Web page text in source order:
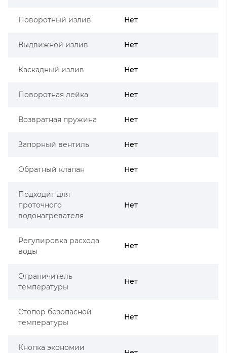
Поворотный излив Нет
Выдвижной излив Нет
Каскадный излив Нет
Поворотная лейка Нет
Возвратная пружина Нет
Запорный вентиль Нет
Обратный клапан Нет
Подходит для
проточного
водонагревателя
Нет
Регулировка расхода
воды
Нет
Ограничитель
температуры
Нет
Стопор безопасной
температуры
Нет
Кнопка экономии